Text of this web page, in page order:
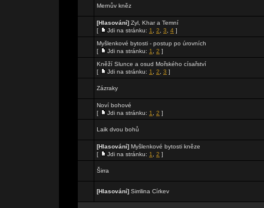
Mernův kněz
[Hlasování] Zyl, Khar a Temní
[
Jdi na stránku: 1 2 3 4 ]
Myšlenkové bytosti - postup po úrovních
[
Jdi na stránku: 1 2 ]
Kněží Slunce a osud Mořského císařství
[
Jdi na stránku: 1 2 3 ]
Zázraky
Noví bohové
[
Jdi na stránku: 1 2 ]
Laik dvou bohů
[Hlasování] Myšlenkové bytosti kněze
[
Jdi na stránku: 1 2 ]
Širra
[Hlasování] Sirrilina Církev